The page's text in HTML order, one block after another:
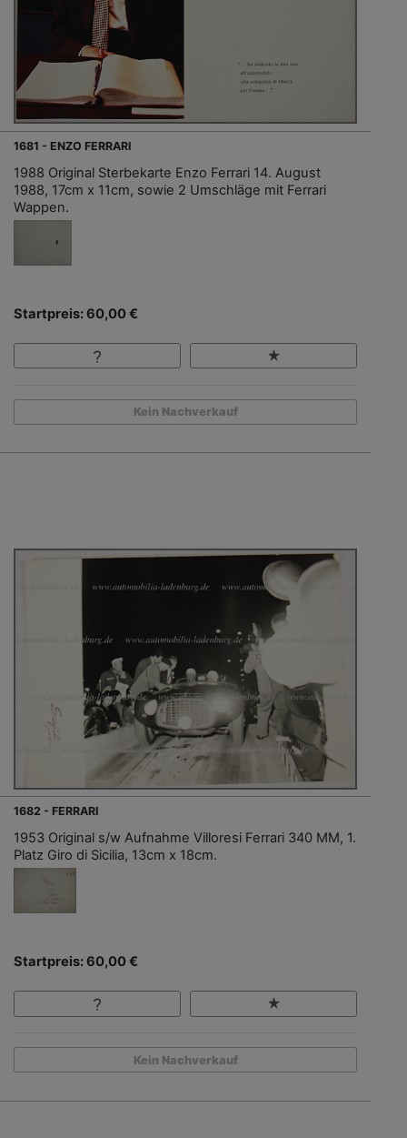
1681 - ENZO FERRARI
1988 Original Sterbekarte Enzo Ferrari 14. August
1988, 17cm x 11cm, sowie 2 Umschläge mit Ferrari
Wappen.
Startpreis: 60,00 €
Kein Nachverkauf
1682 - FERRARI
1953 Original s/w Aufnahme Villoresi Ferrari 340 MM, 1.
Platz Giro di Sicilia, 13cm x 18cm.
Startpreis: 60,00 €
Kein Nachverkauf